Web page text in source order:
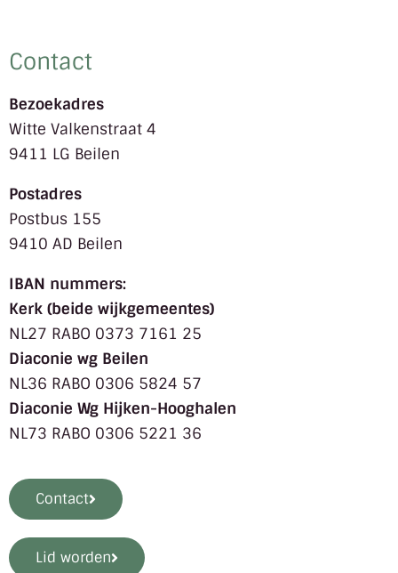
Contact
Bezoekadres
Witte Valkenstraat 4
9411 LG Beilen
Postadres
Postbus 155
9410 AD Beilen
IBAN nummers:
Kerk (beide wijkgemeentes)
NL27 RABO 0373 7161 25
Diaconie wg Beilen
NL36 RABO 0306 5824 57
Diaconie Wg Hijken-Hooghalen
NL73 RABO 0306 5221 36
Contact
Lid worden